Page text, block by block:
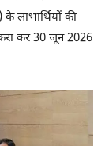
लाभार्थियों की
कर 30 जून 2026